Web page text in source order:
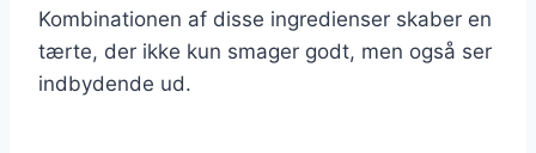
Kombinationen af disse ingredienser skaber en
tærte, der ikke kun smager godt, men også ser
indbydende ud.